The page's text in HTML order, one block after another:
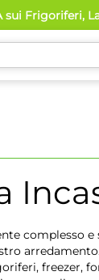
Frigoriferi,
complesso
freezer,